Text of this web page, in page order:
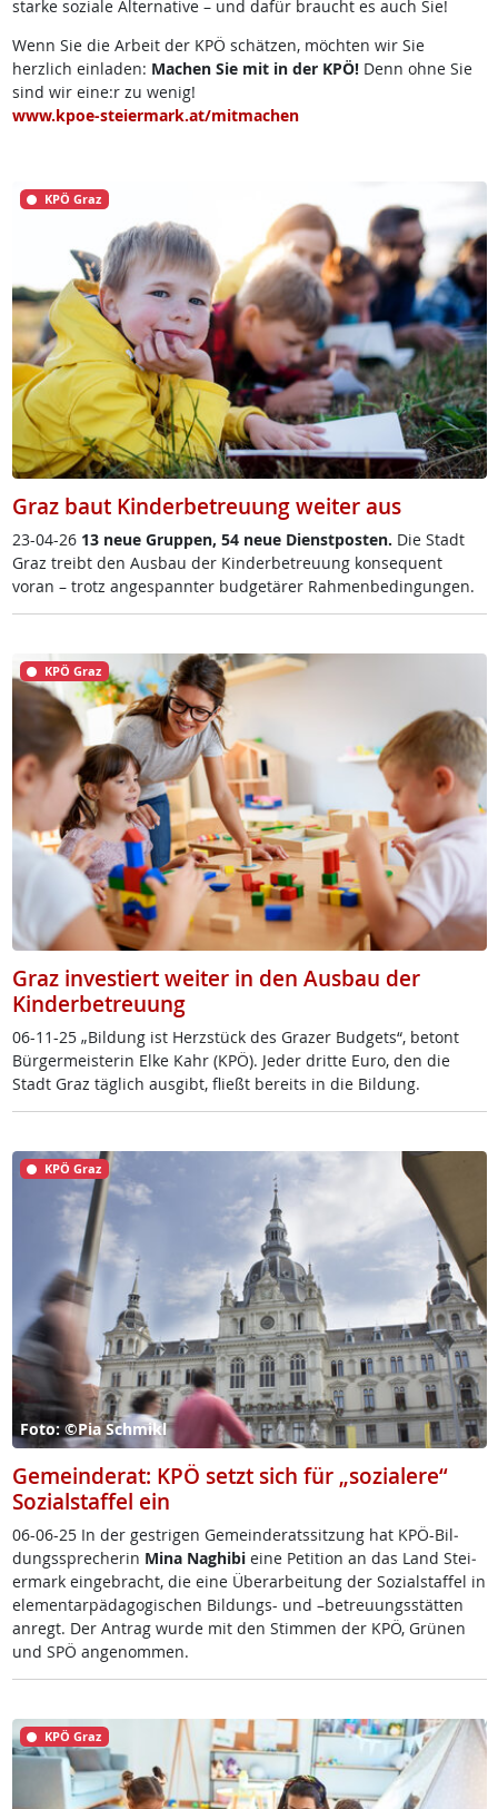
starke soziale Alternative – und dafür braucht es auch Sie!
Wenn Sie die Arbeit der KPÖ schätzen, möchten wir Sie
herzlich einladen: Machen Sie mit in der KPÖ!Denn ohne Sie
sind wir eine:r zu wenig!
www.kpoe-steiermark.at/mitmachen
KPÖ Graz
Graz baut Kinderbetreuung weiter aus
23-04-26 13 neue Grup­pen, 54 neue Di­enst­pos­ten. Die Stadt
Graz treibt den Aus­bau der Kin­der­be­t­reu­ung kon­se­qu­ent
voran – trotz an­ge­spann­ter bud­ge­tä­rer Rah­men­be­din­gun­gen.
KPÖ Graz
Graz investiert weiter in den Ausbau der
Kinderbetreuung
06-11-25 „Bil­dung ist Herz­stück des Gra­zer Bud­gets“, be­tont
Bür­ger­meis­te­rin El­ke Kahr (KPÖ). Je­der drit­te Eu­ro, den die
Stadt Graz täg­lich aus­gibt, fließt be­reits in die Bil­dung.
KPÖ Graz
Foto: ©Pia Schmikl
Gemeinderat: KPÖ setzt sich für „sozialere“
Sozialstaffel ein
06-06-25 In der ges­t­ri­gen Ge­mein­de­rats­sit­zung hat KPÖ-Bil­
dungs­sp­re­che­rin Mi­na Na­ghi­biei­ne Pe­ti­ti­on an das Land Stei­
er­mark ein­ge­bracht, die ei­ne Über­ar­bei­tung der So­zial­staf­fel in
ele­men­tar­päda­go­gi­schen Bil­dungs- und –be­t­reu­ungs­stät­ten
an­regt. Der An­trag wur­de mit den Stim­men der KPÖ, Grü­nen
und SPÖ an­ge­nom­men.
KPÖ Graz